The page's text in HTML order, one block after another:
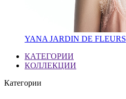
YANA JARDIN DE FLEURS
КАТЕГОРИИ
КОЛЛЕКЦИИ
Категории